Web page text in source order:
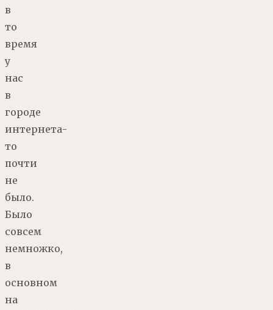
в
то
время
у
нас
в
городе
интернета-
то
почти
не
было.
Было
совсем
немножко,
в
основном
на